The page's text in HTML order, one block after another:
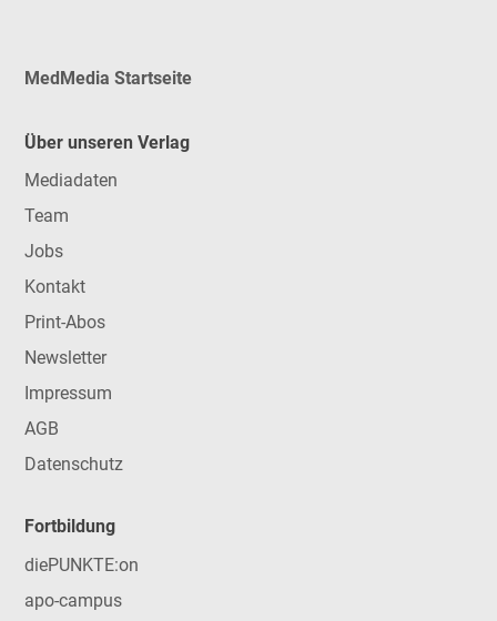
MedMedia Startseite
Über unseren Verlag
Mediadaten
Team
Jobs
Kontakt
Print-Abos
Newsletter
Impressum
AGB
Datenschutz
Fortbildung
diePUNKTE:on
apo-campus